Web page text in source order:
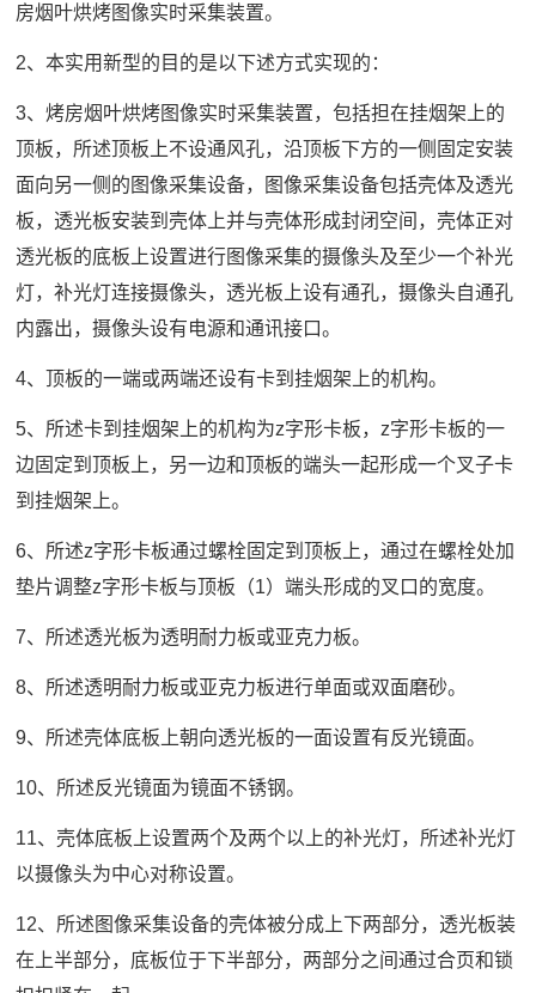
房烟叶烘烤图像实时采集装置。
2、本实用新型的目的是以下述方式实现的：
3、烤房烟叶烘烤图像实时采集装置，包括担在挂烟架上的
顶板，所述顶板上不设通风孔，沿顶板下方的一侧固定安装
面向另一侧的图像采集设备，图像采集设备包括壳体及透光
板，透光板安装到壳体上并与壳体形成封闭空间，壳体正对
透光板的底板上设置进行图像采集的摄像头及至少一个补光
灯，补光灯连接摄像头，透光板上设有通孔，摄像头自通孔
内露出，摄像头设有电源和通讯接口。
4、顶板的一端或两端还设有卡到挂烟架上的机构。
5、所述卡到挂烟架上的机构为z字形卡板，z字形卡板的一
边固定到顶板上，另一边和顶板的端头一起形成一个叉子卡
到挂烟架上。
6、所述z字形卡板通过螺栓固定到顶板上，通过在螺栓处加
垫片调整z字形卡板与顶板（1）端头形成的叉口的宽度。
7、所述透光板为透明耐力板或亚克力板。
8、所述透明耐力板或亚克力板进行单面或双面磨砂。
9、所述壳体底板上朝向透光板的一面设置有反光镜面。
10、所述反光镜面为镜面不锈钢。
11、壳体底板上设置两个及两个以上的补光灯，所述补光灯
以摄像头为中心对称设置。
12、所述图像采集设备的壳体被分成上下两部分，透光板装
在上半部分，底板位于下半部分，两部分之间通过合页和锁